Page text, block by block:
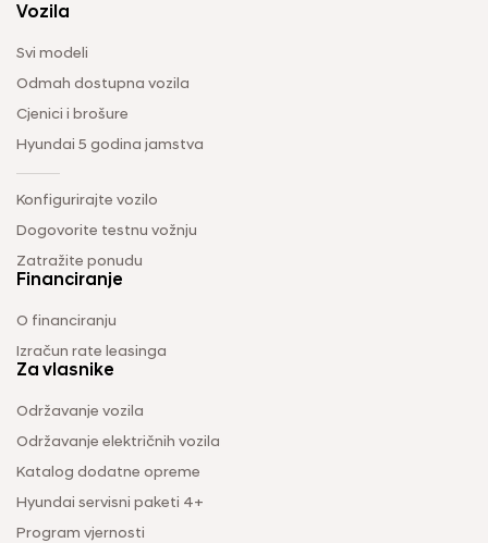
Vozila
Svi modeli
Odmah dostupna vozila
Cjenici i brošure
Hyundai 5 godina jamstva
Konfigurirajte vozilo
Dogovorite testnu vožnju
Zatražite ponudu
Financiranje
O financiranju
Izračun rate leasinga
Za vlasnike
Održavanje vozila
Održavanje električnih vozila
Katalog dodatne opreme
Hyundai servisni paketi 4+
Program vjernosti